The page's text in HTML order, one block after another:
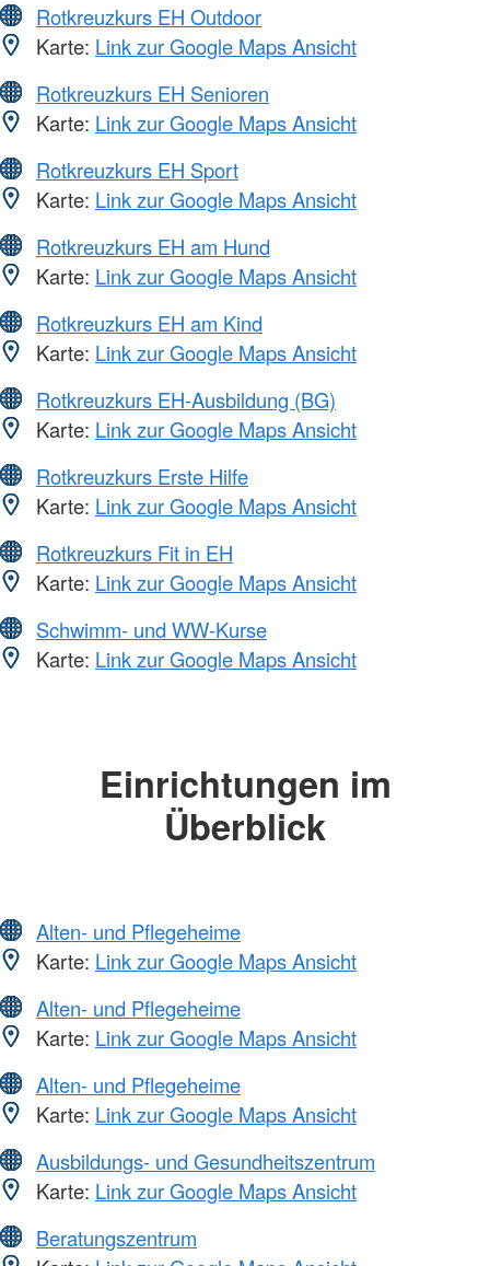
Rotkreuzkurs EH Outdoor
Karte: Link zur Google Maps Ansicht
Rotkreuzkurs EH Senioren
Karte: Link zur Google Maps Ansicht
Rotkreuzkurs EH Sport
Karte: Link zur Google Maps Ansicht
Rotkreuzkurs EH am Hund
Karte: Link zur Google Maps Ansicht
Rotkreuzkurs EH am Kind
Karte: Link zur Google Maps Ansicht
Rotkreuzkurs EH-Ausbildung (BG)
Karte: Link zur Google Maps Ansicht
Rotkreuzkurs Erste Hilfe
Karte: Link zur Google Maps Ansicht
Rotkreuzkurs Fit in EH
Karte: Link zur Google Maps Ansicht
Schwimm- und WW-Kurse
Karte: Link zur Google Maps Ansicht
Einrichtungen im
Überblick
Alten- und Pflegeheime
Karte: Link zur Google Maps Ansicht
Alten- und Pflegeheime
Karte: Link zur Google Maps Ansicht
Alten- und Pflegeheime
Karte: Link zur Google Maps Ansicht
Ausbildungs- und Gesundheitszentrum
Karte: Link zur Google Maps Ansicht
Beratungszentrum